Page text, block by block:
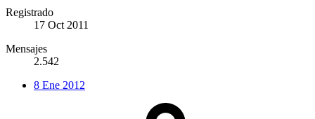
Registrado
17 Oct 2011
Mensajes
2.542
8 Ene 2012